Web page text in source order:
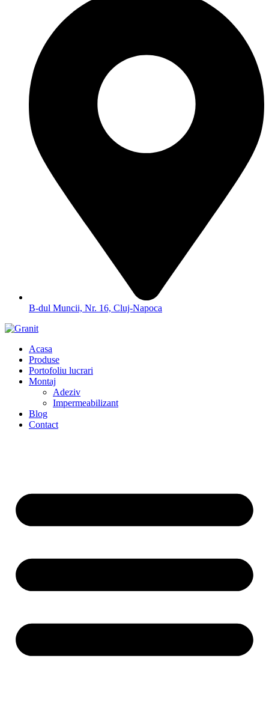
B-dul Muncii, Nr. 16, Cluj-Napoca
Acasa
Produse
Portofoliu lucrari
Montaj
Adeziv
Impermeabilizant
Blog
Contact